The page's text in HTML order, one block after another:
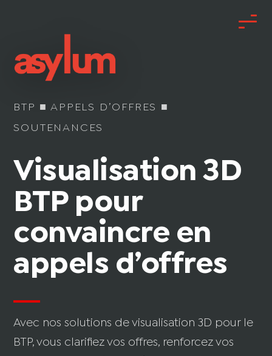
BTP ■ APPELS D’OFFRES ■
SOUTENANCES
Visualisation 3D
BTP pour
convaincre en
appels d’offres
Avec nos solutions de visualisation 3D pour le
BTP, vous clarifiez vos offres, renforcez vos